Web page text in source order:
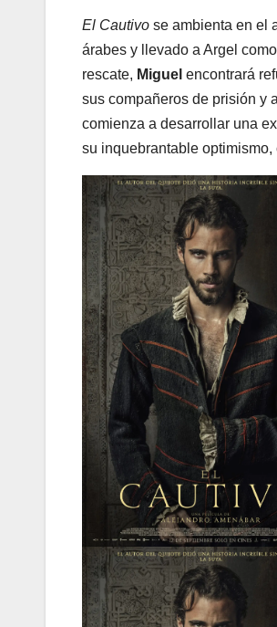
El Cautivo se ambienta en el
árabes y llevado a Argel
rescate, Miguel encontrará
sus compañeros de prisión y
comienza a desarrollar una
su inquebrantable